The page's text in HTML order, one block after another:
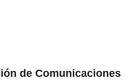
de Comunicaciones